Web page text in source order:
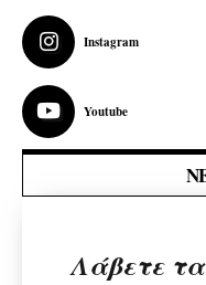
Instagram
Youtube
Λάβετε